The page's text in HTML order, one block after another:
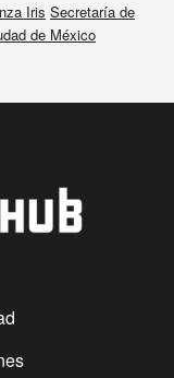
Iris Secretaría de
de México